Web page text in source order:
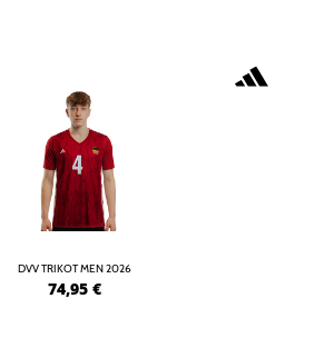
DVV TRIKOT MEN 2026
74,95 €